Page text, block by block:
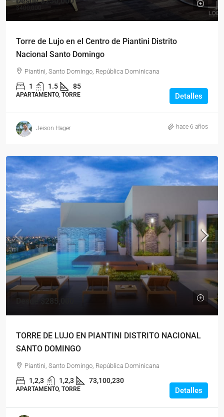
$400,000
Torre de Lujo en el Centro de Piantini Distrito
Nacional Santo Domingo
Piantini, Santo Domingo, República Dominicana
1 1.5 85
APARTAMENTO, TORRE Detalles
Jeison Hager hace 6 años
$285,000
TORRE DE LUJO EN PIANTINI DISTRITO NACIONAL
SANTO DOMINGO
Piantini, Santo Domingo, República Dominicana
1,2,3 1,2,3 73,100,230
APARTAMENTO, TORRE Detalles